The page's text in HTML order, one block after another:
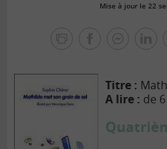
Mise à jour le 22
Titre :
A lire : de